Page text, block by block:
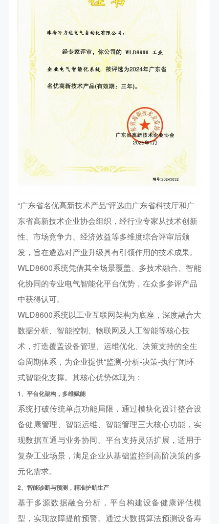
“广东省名优高新技术产品”评选由广东省科技厅和广
东省高新技术企业协会组织，经行业专家从技术创新
性、市场竞争力、经济效益等多维度综合评审后颁
发，旨在遴选对产业升级具有引领作用的技术成果。
WLD8600系统凭借其全场景覆盖、多技术融合、智能
化协同的专业电气智能化平台优势，在众多参评产品
中获得认可。
WLD8600系统以工业互联网架构为底座，深度融合大
数据分析、智能控制、物联网及人工智能等核心技
术，打造覆盖设备管理、运维优化、决策支持的全生
命周期体系，为企业提供“监测-分析-决策-执行”闭环
式智能化支撑。其核心优势体现为：
1、平台化架构，多维赋能
系统打破传统单点功能局限，通过模块化设计整合设
备健康管理、智能运维、智能管理三大核心功能，实
现数据互通与业务协同。平台支持灵活扩展，适用于
复杂工业场景，满足企业从基础监控到高阶决策的多
元化需求。
2、 智能诊断与预测，精准护航生产
基于多源数据融合分析，平台构建设备健康评估模
型，实现故障提前预警。通过大数据算法预测设备寿